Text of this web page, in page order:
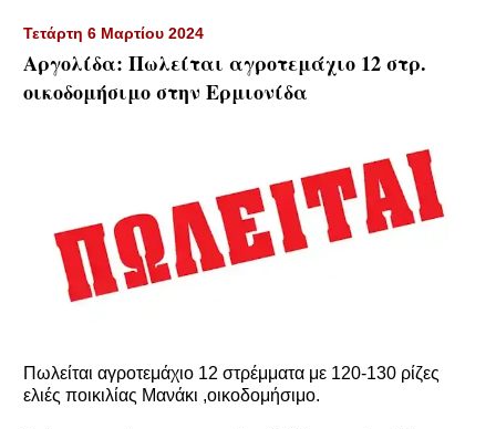
Τετάρτη 6 Μαρτίου 2024
Αργολίδα: Πωλείται αγροτεμάχιο 12 στρ.
οικοδομήσιμο στην Ερμιονίδα
Πωλείται αγροτεμάχιο 12 στρέμματα με 120-130 ρίζες
ελιές ποικιλίας Μανάκι ,οικοδομήσιμο.